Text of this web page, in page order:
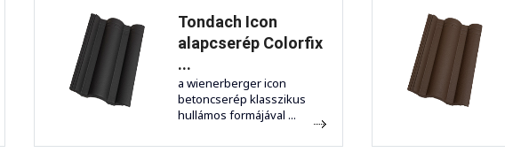
Tondach Icon
alapcserép Colorfix
...
a wienerberger icon
betoncserép klasszikus
hullámos formájával ...